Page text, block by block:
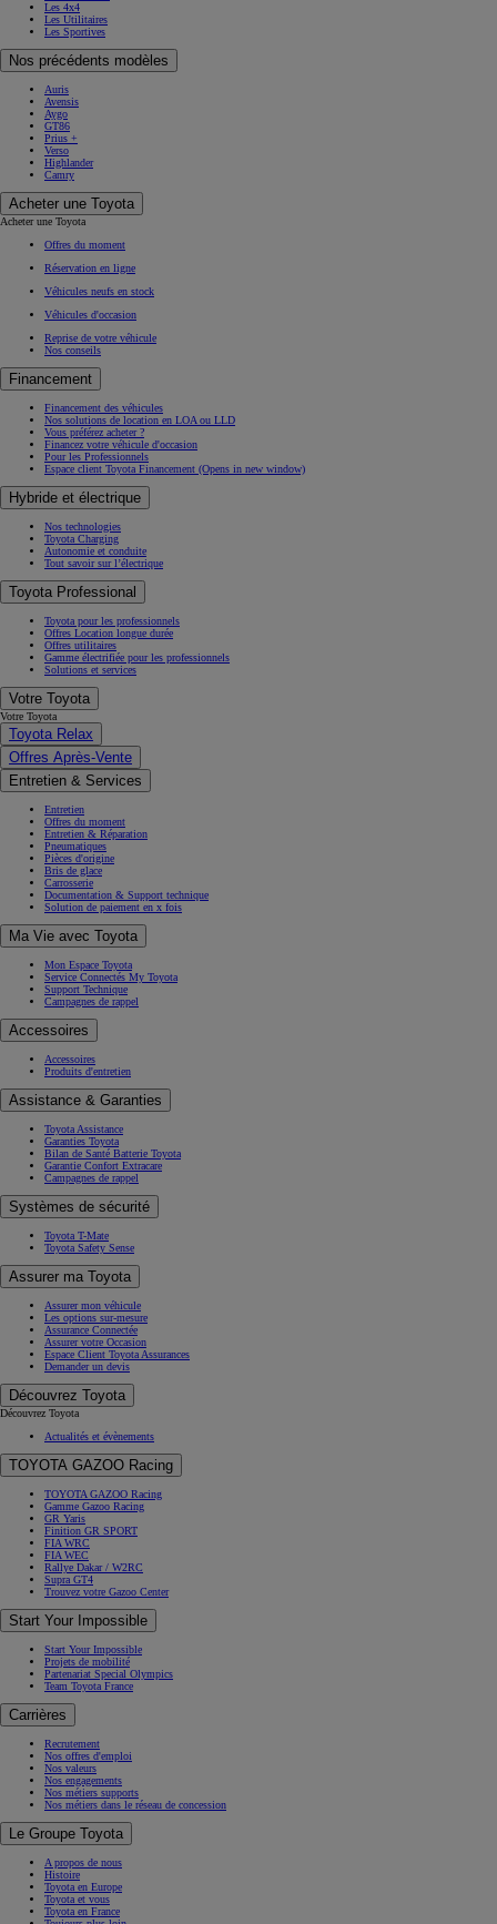
Les 4x4
Les Utilitaires
Les Sportives
Nos précédents modèles
Auris
Avensis
Aygo
GT86
Prius +
Verso
Highlander
Camry
Acheter une Toyota
Acheter une Toyota
Offres du moment
Réservation en ligne
Véhicules neufs en stock
Véhicules d'occasion
Reprise de votre véhicule
Nos conseils
Financement
Financement des véhicules
Nos solutions de location en LOA ou LLD
Vous préférez acheter ?
Financez votre véhicule d'occasion
Pour les Professionnels
Espace client Toyota Financement (Opens in new window)
Hybride et électrique
Nos technologies
Toyota Charging
Autonomie et conduite
Tout savoir sur l’électrique
Toyota Professional
Toyota pour les professionnels
Offres Location longue durée
Offres utilitaires
Gamme électrifiée pour les professionnels
Solutions et services
Votre Toyota
Votre Toyota
Toyota Relax
Offres Après-Vente
Entretien & Services
Entretien
Offres du moment
Entretien & Réparation
Pneumatiques
Pièces d'origine
Bris de glace
Carrosserie
Documentation & Support technique
Solution de paiement en x fois
Ma Vie avec Toyota
Mon Espace Toyota
Service Connectés My Toyota
Support Technique
Campagnes de rappel
Accessoires
Accessoires
Produits d'entretien
Assistance & Garanties
Toyota Assistance
Garanties Toyota
Bilan de Santé Batterie Toyota
Garantie Confort Extracare
Campagnes de rappel
Systèmes de sécurité
Toyota T-Mate
Toyota Safety Sense
Assurer ma Toyota
Assurer mon véhicule
Les options sur-mesure
Assurance Connectée
Assurer votre Occasion
Espace Client Toyota Assurances
Demander un devis
Découvrez Toyota
Découvrez Toyota
Actualités et évènements
TOYOTA GAZOO Racing
TOYOTA GAZOO Racing
Gamme Gazoo Racing
GR Yaris
Finition GR SPORT
FIA WRC
FIA WEC
Rallye Dakar / W2RC
Supra GT4
Trouvez votre Gazoo Center
Start Your Impossible
Start Your Impossible
Projets de mobilité
Partenariat Special Olympics
Team Toyota France
Carrières
Recrutement
Nos offres d'emploi
Nos valeurs
Nos engagements
Nos métiers supports
Nos métiers dans le réseau de concession
Le Groupe Toyota
A propos de nous
Histoire
Toyota en Europe
Toyota et vous
Toyota en France